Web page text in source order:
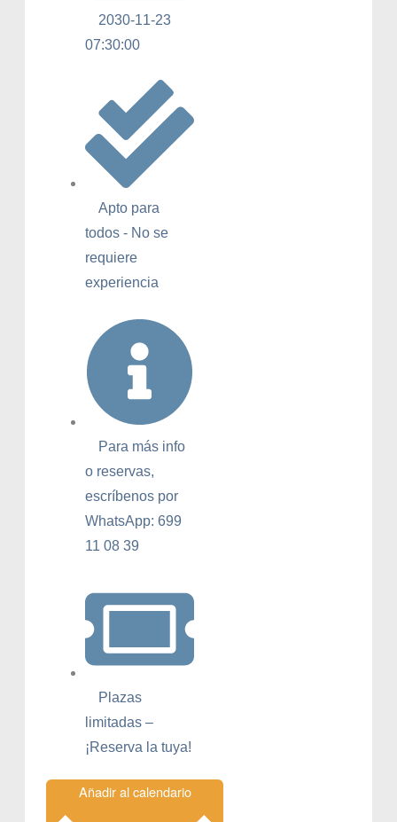
2030-11-23
07:30:00
Apto para
todos - No se
requiere
experiencia
Para más info
o reservas,
escríbenos por
WhatsApp: 699
11 08 39
Plazas
limitadas –
¡Reserva la tuya!
Añadir al calendario